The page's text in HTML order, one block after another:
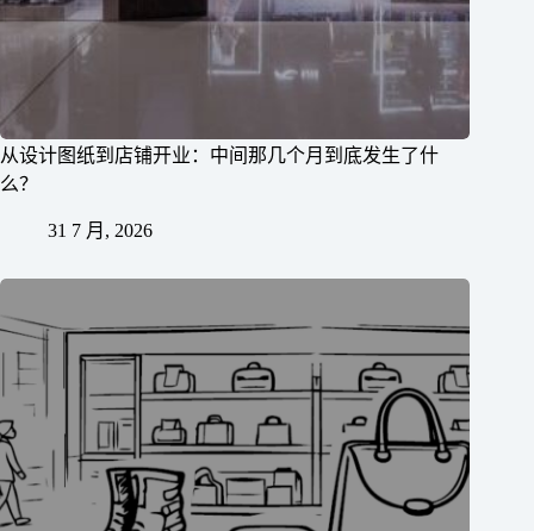
从设计图纸到店铺开业：中间那几个月到底发生了什
么？
31 7 月, 2026